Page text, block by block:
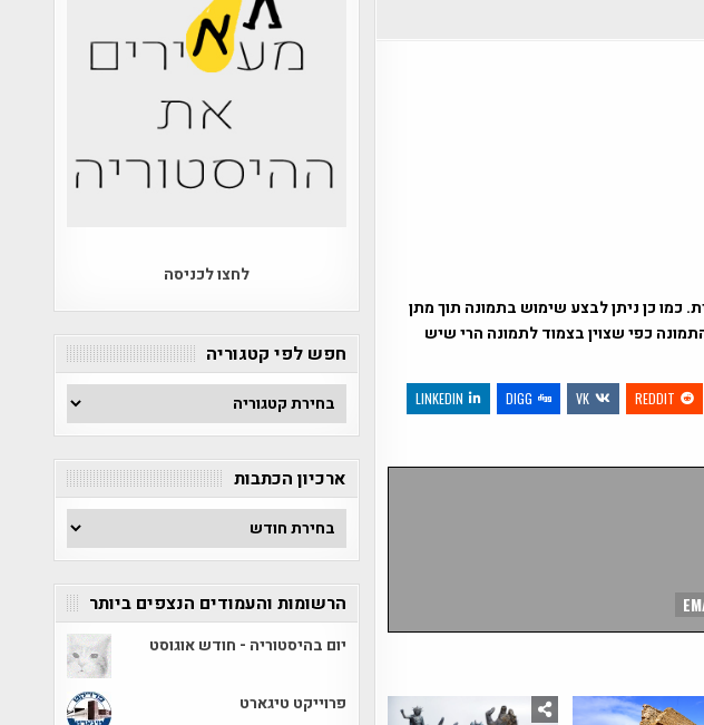
כמו כן ניתן לבצע שימוש בתמונה תוך מתן
כפי שצוין בצמוד לתמונה הרי שיש
REDDIT
VK
DIGG
LINKEDIN
לחצו לכניסה
חפש לפי קטגוריה
חפש
לפי
קטגוריה
ארכיון הכתבות
ארכיון
הכתבות
הרשומות והעמודים הנצפים ביותר
יום בהיסטוריה - חודש אוגוסט
פרוייקט טיגארט